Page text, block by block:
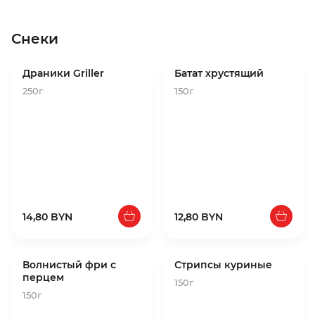
Снеки
Драники Griller
250г
14,80 BYN
Батат хрустящий
150г
12,80 BYN
Волнистый фри с
перцем
150г
Стрипсы куриные
150г